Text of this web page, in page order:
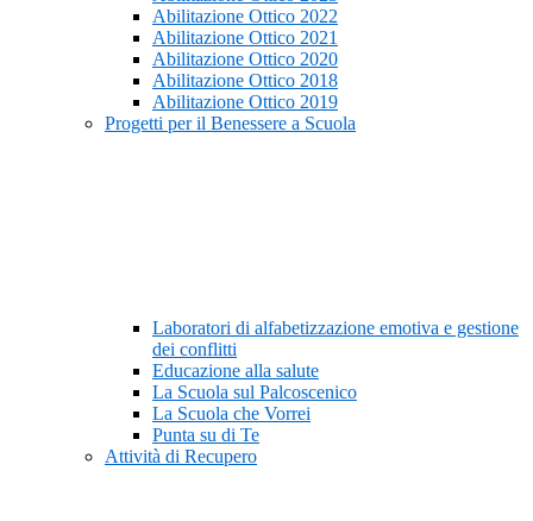
Abilitazione Ottico 2022
Abilitazione Ottico 2021
Abilitazione Ottico 2020
Abilitazione Ottico 2018
Abilitazione Ottico 2019
Progetti per il Benessere a Scuola
Laboratori di alfabetizzazione emotiva e gestione
dei conflitti
Educazione alla salute
La Scuola sul Palcoscenico
La Scuola che Vorrei
Punta su di Te
Attività di Recupero